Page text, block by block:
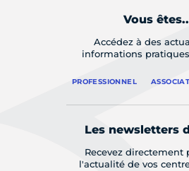
Vous
Accédez à des
informations
PROFESSIONNEL
Les newsletters
Recevez directement
l'actualité de vos